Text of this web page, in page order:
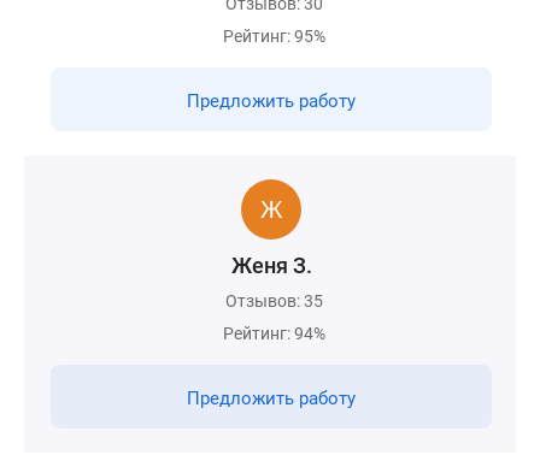
Рейтинг: 95%
Предложить работу
Женя З.
Отзывов: 35
Рейтинг: 94%
Предложить работу